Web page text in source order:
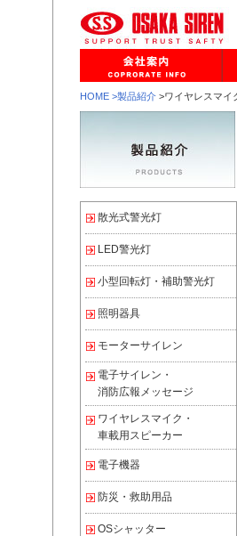
HOME >製品紹介 >ワイヤレスマイ
散光式警光灯
LED警光灯
小型回転灯・補助警光灯
照明器具
モーターサイレン
電子サイレン・
消防広報メッセージ
ワイヤレスマイク・
車載用スピーカー
電子機器
防災・救助用品
OSシャッター